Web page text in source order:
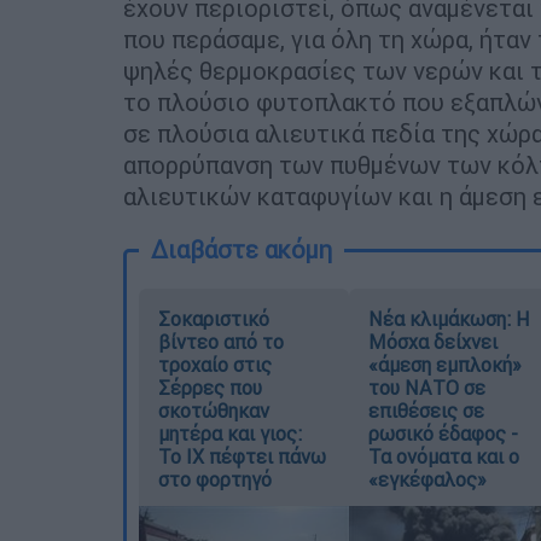
έχουν περιοριστεί, όπως
που περάσαμε, για όλη τη χώρα,
ψηλές θερμοκρασίες των νερών και
το πλούσιο φυτοπλακτό που
σε πλούσια αλιευτικά πεδία της
απορρύπανση των πυθμένων των
αλιευτικών καταφυγίων και η άμεση
Διαβάστε ακόμη
Σοκαριστικό
βίντεο από το
τροχαίο στις
Σέρρες που
σκοτώθηκαν
μητέρα και γιος:
Το ΙΧ πέφτει πάνω
στο φορτηγό
Νέα κλιμάκωση: Η
Μόσχα δείχνει
«άμεση εμπλοκή»
του ΝΑΤΟ σε
επιθέσεις σε
ρωσικό έδαφος -
Τα ονόματα και ο
«εγκέφαλος»